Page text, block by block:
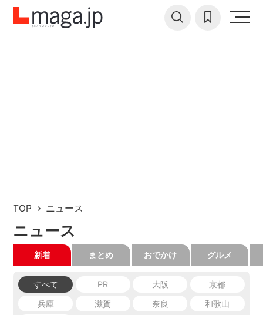
TOP ニュース
ニュース
新着 まとめ おでかけ グルメ
すべて PR 大阪
京都
兵庫
滋賀 奈良
和歌山